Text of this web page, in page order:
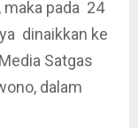
maka pada 24
dinaikkan ke
Satgas
dalam